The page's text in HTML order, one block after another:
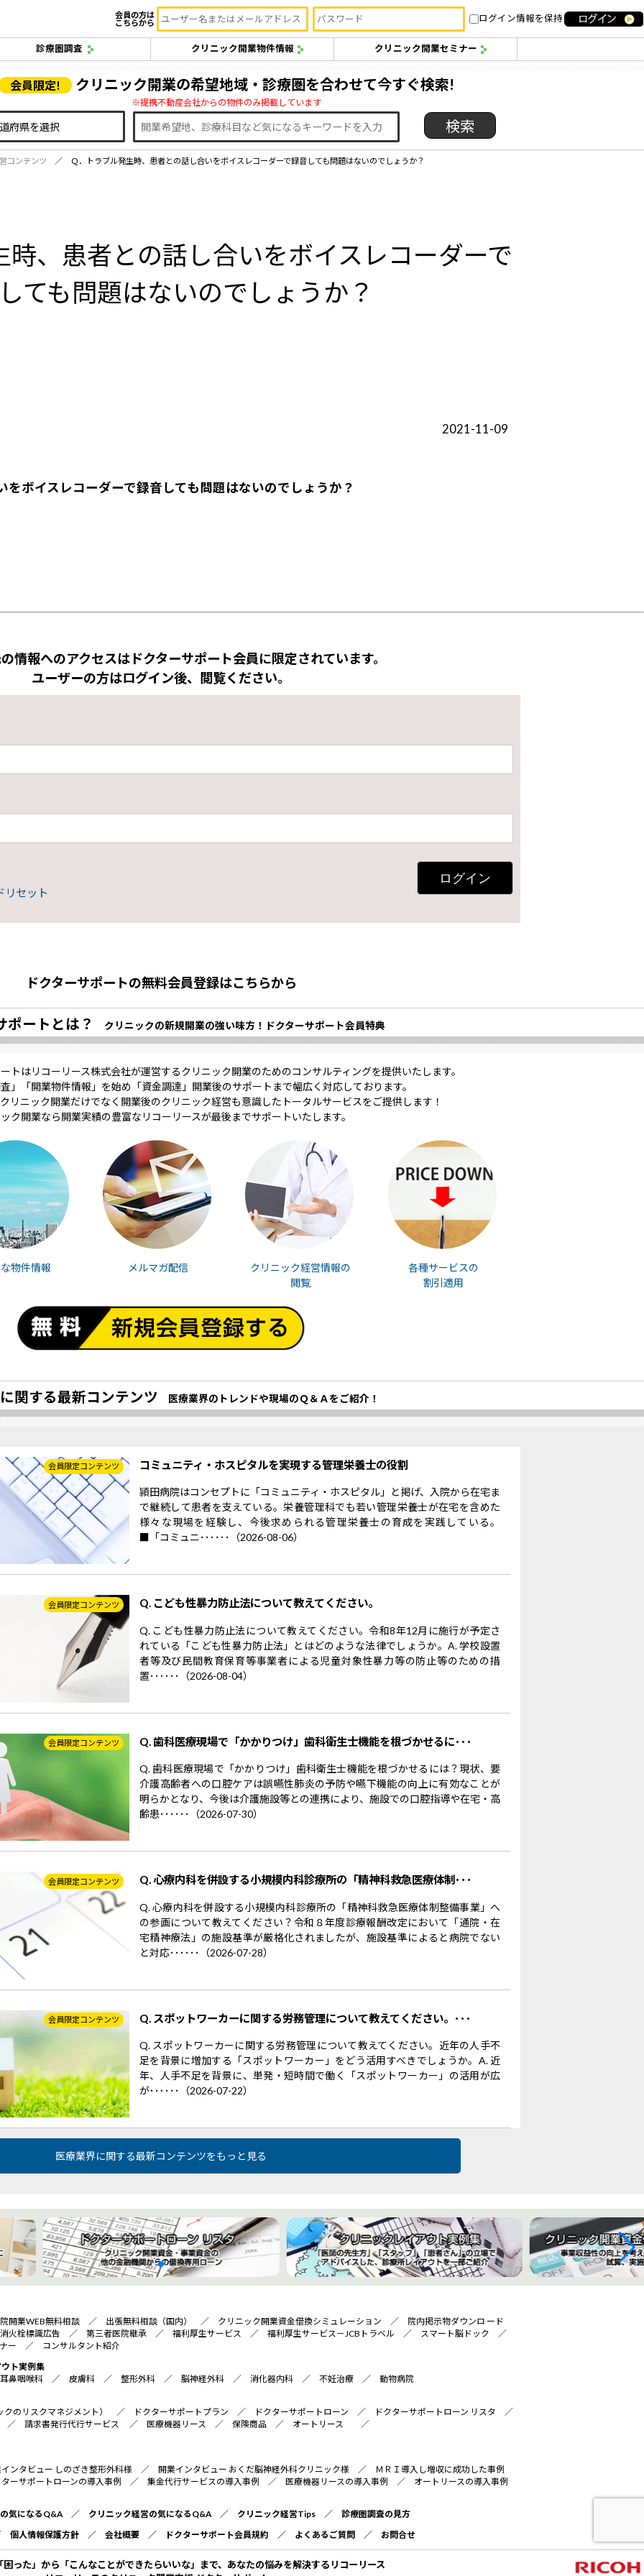
会員の方は
こちらから
ログイン情報を保持
診療圏調査 クリニック開業物件情報 クリニック開業セミナー
会員限定! クリニック開業の希望地域・診療圏を合わせて今すぐ検索!
※提携不動産会社からの物件のみ掲載しています
コンテンツ Ｑ．トラブル発生時、患者との話し合いをボイスレコーダーで録音しても問題はないのでしょうか？
、患者との話し合いをボイスレコーダーで
ても問題はないのでしょうか？
2021-11-09
ボイスレコーダーで録音しても問題はないのでしょうか？
情報へのアクセスはドクターサポート会員に限定されています。
ユーザーの方はログイン後、閲覧ください。
リセット
ログイン
ドクターサポートの無料会員登録はこちらから
ポートとは？ クリニックの新規開業の強い味方！ドクターサポート会員特典
トはリコーリース株式会社が運営するクリニック開業のためのコンサルティングを提供いたします。
」「開業物件情報」を始め「資金調達」開業後のサポートまで幅広く対応しております。
リニック開業だけでなく開業後のクリニック経営も意識したトータルサービスをご提供します！
ク開業なら開業実績の豊富なリコーリースが最後までサポートいたします。
物件情報 メルマガ配信
クリニック経営情報の
閲覧
各種サービスの
割引適用
関する最新コンテンツ 医療業界のトレンドや現場のＱ＆Ａをご紹介！
会員限定コンテンツ コミュニティ・ホスピタルを実現する管理栄養士の役割
頴田病院はコンセプトに「コミュニティ・ホスピタル」と掲げ、入院から在宅ま
で継続して患者を支えている。栄養管理科でも若い管理栄養士が在宅を含めた
様々な現場を経験し、今後求められる管理栄養士の育成を実践している。
■「コミュニ･･････（2026-08-06）
会員限定コンテンツ Q. こども性暴力防止法について教えてください。
Q. こども性暴力防止法について教えてください。令和8年12月に施行が予定さ
れている「こども性暴力防止法」とはどのような法律でしょうか。A. 学校設置
者等及び民間教育保育等事業者による児童対象性暴力等の防止等のための措
置･･････（2026-08-04）
会員限定コンテンツ Q. 歯科医療現場で「かかりつけ」歯科衛生士機能を根づかせるに･･･
Q. 歯科医療現場で「かかりつけ」歯科衛生士機能を根づかせるには？現状、要
介護高齢者への口腔ケアは誤嚥性肺炎の予防や嚥下機能の向上に有効なことが
明らかとなり、今後は介護施設等との連携により、施設での口腔指導や在宅・高
齢患･･････（2026-07-30）
会員限定コンテンツ Q. 心療内科を併設する小規模内科診療所の「精神科救急医療体制･･･
Q. 心療内科を併設する小規模内科診療所の「精神科救急医療体制整備事業」へ
の参画について教えてください？令和８年度診療報酬改定において「通院・在
宅精神療法」の施設基準が厳格化されましたが、施設基準によると病院でない
と対応･･････（2026-07-28）
会員限定コンテンツ Q. スポットワーカーに関する労務管理について教えてください。･･･
Q. スポットワーカーに関する労務管理について教えてください。近年の人手不
足を背景に増加する「スポットワーカー」をどう活用すべきでしょうか。A. 近
年、人手不足を背景に、単発・短時間で働く「スポットワーカー」の活用が広
が･･････（2026-07-22）
医療業界に関する最新コンテンツをもっと見る
開業WEB無料相談 ／ 出張無料相談（国内） ／ クリニック開業資金借換シミュレーション ／ 院内掲示物ダウンロ ード
消火栓標識広告 ／ 第三者医院継承 ／ 福利厚生サービス ／ 福利厚生サービス－JCBトラベル ／ スマート脳ドック ／
ー ／ コンサルタント紹介
ト実例集
耳鼻咽喉科 ／ 皮膚科 ／ 整形外科 ／ 脳神経外科 ／ 消化器内科 ／ 不妊治療 ／ 動物病院
のリスクマネジメント） ／ ドクターサポートプラン ／ ドクターサポートローン ／ ドクターサポートローン リスタ ／
請求書発行代行サービス ／ 医療機器リース ／ 保険商品 ／ オートリース ／
ンタビュー しのざき整形外科様 ／ 開業インタビュー おくだ脳神経外科クリニック様 ／
ＭＲＩ導入し増収に成功した事例
ーサポートローンの導入事例 ／ 集金代行サービスの導入事例 ／ 医療機器リースの導入事例 ／ オートリースの導入事例
気になるQ&A／ クリニック経営の気になるQ&A／ クリニック経営Tips ／ 診療圏調査の見方
個人情報保護方針 ／ 会社概要 ／ ドクターサポート会員規約 ／ よくあるご質問 ／ お問合せ
った」から「こんなことができたらいいな」まで、あなたの悩みを解決するリコーリース